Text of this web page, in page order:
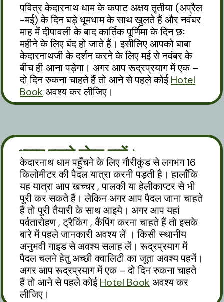
पवित्र केदारनाथ धाम के कपाट अक्षय तृतीया (अप्रैल
-मई) के दिन बड़े धूमधाम के साथ खुलते हैं और नवंबर
माह में दीपावली के बाद कार्तिक पूर्णिमा के दिन छः
महीने के लिए बंद हो जाते हैं। इसीलिए आपको बाबा
केदारनाथजी के दर्शन करने के लिए मई से नवंबर के
बीच ही आना पड़ेगा। अगर आप रूद्रप्रयाग में एक –
दो दिन रुकना चाहते हैं तो आने से पहले कोईHotel
Bookअवश्य कर लीजिए।
ध्यान रखने योग्य बातें।
केदारनाथ धाम पहुँचने के लिए गौरीकुंड से लगभग 16
किलोमीटर की पैदल यात्रा करनी पड़ती है। हालाँकि
यह यात्रा आप खच्चर , पालकी या हेलीकाप्टर से भी
पूरी कर सकते हैं। लेकिन अगर आप पैदल जाना चाहते
हैं तो पूरी तैयारी के साथ आइये। अगर आप यहां
पर्वतारोहण , ट्रैकिंग , कैंपिंग करना चाहते हैं तो इसके
बारे में पहले जानकारी अवश्य लें । किसी स्थानीय
अनुभवी गाइड से अवश्य सलाह लें। रूद्रप्रयाग में
पैदल चलने हेतु अच्छी क्वालिटी का जूता अवश्य पहनें।
अगर आप रूद्रप्रयाग में एक – दो दिन रुकना चाहते
हैं तो आने से पहले कोईHotel Bookअवश्य कर
लीजिए।